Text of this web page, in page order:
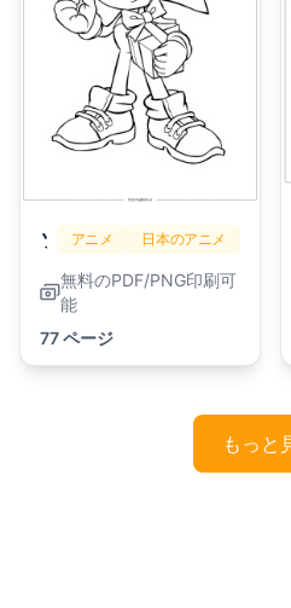
ソニックアニメ 日本のアニメ
無料のPDF/PNG印刷可
能
77 ページ
もっと